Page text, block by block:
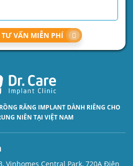
VẤN MIỄN PHÍ
RĂNG IMPLANT DÀNH RIÊNG CHO
NIÊN TẠI VIỆT NAM
Vinhomes Central Park, 720A Điện